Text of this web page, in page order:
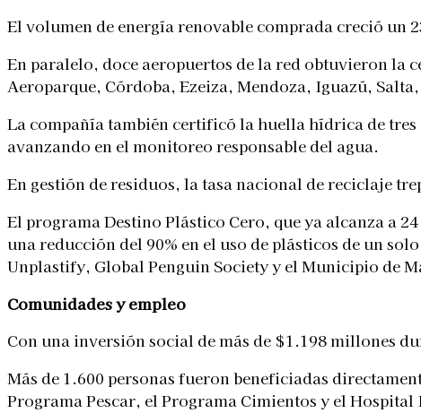
El volumen de energía renovable comprada creció un
En paralelo, doce aeropuertos de la red obtuvieron
Aeroparque, Córdoba, Ezeiza, Mendoza, Iguazú,
La compañía también certificó la huella hídrica de
avanzando en el monitoreo responsable del agua.
En gestión de residuos, la tasa nacional de reciclaje
El programa Destino Plástico Cero, que ya alcanza a
una reducción del 90% en el uso de plásticos de un
Unplastify, Global Penguin Society y el Municipio de
Comunidades y empleo
Con una inversión social de más de $1.198 millones
Más de 1.600 personas fueron beneficiadas
Programa Pescar, el Programa Cimientos y el Hospital